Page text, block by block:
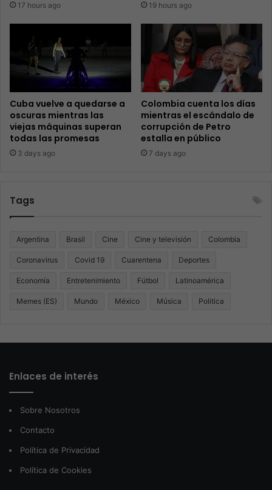
17 hours ago 19 hours ago
Cuba vuelve a quedarse a
oscuras mientras las
viejas máquinas superan
todas las promesas
3 days ago
Colombia cuenta los días
mientras el escándalo de
corrupción de Petro
estalla en público
7 days ago
Tags
Argentina Brasil Cine Cine y televisión Colombia
Coronavirus Covid 19 Cuarentena Deportes
Economía Entretenimiento Fútbol Latinoamérica
Memes (ES) Mundo México Música Politica
Enlaces de interés
Sobre Nosotros
Contacto
Política de Privacidad
Política de Cookies